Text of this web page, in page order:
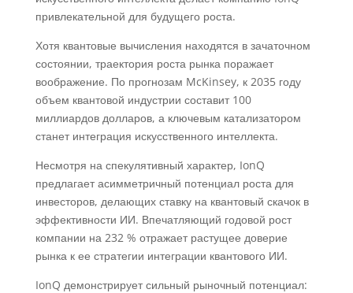
привлекательной для будущего роста.
Хотя квантовые вычисления находятся в зачаточном
состоянии, траектория роста рынка поражает
воображение. По прогнозам McKinsey, к 2035 году
объем квантовой индустрии составит 100
миллиардов долларов, а ключевым катализатором
станет интеграция искусственного интеллекта.
Несмотря на спекулятивный характер, IonQ
предлагает асимметричный потенциал роста для
инвесторов, делающих ставку на квантовый скачок в
эффективности ИИ. Впечатляющий годовой рост
компании на 232 % отражает растущее доверие
рынка к ее стратегии интеграции квантового ИИ.
IonQ демонстрирует сильный рыночный потенциал: